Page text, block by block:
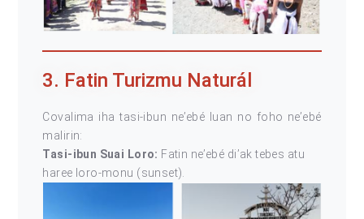
3. Fatin Turizmu Naturál
Covalima iha tasi-ibun ne’ebé luan no foho ne’ebé
malirin:
Tasi-ibun Suai Loro: Fatin ne’ebé di’ak tebes atu
haree loro-monu (sunset).